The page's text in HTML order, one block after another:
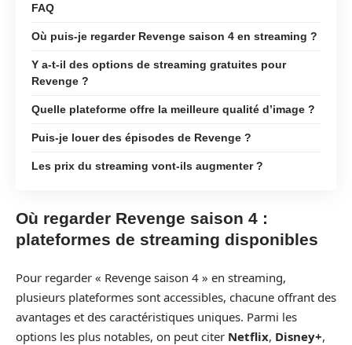
FAQ
Où puis-je regarder Revenge saison 4 en streaming ?
Y a-t-il des options de streaming gratuites pour
Revenge ?
Quelle plateforme offre la meilleure qualité d’image ?
Puis-je louer des épisodes de Revenge ?
Les prix du streaming vont-ils augmenter ?
Où regarder Revenge saison 4 :
plateformes de streaming disponibles
Pour regarder « Revenge saison 4 » en streaming,
plusieurs plateformes sont accessibles, chacune offrant des
avantages et des caractéristiques uniques. Parmi les
options les plus notables, on peut citer Netflix, Disney+,